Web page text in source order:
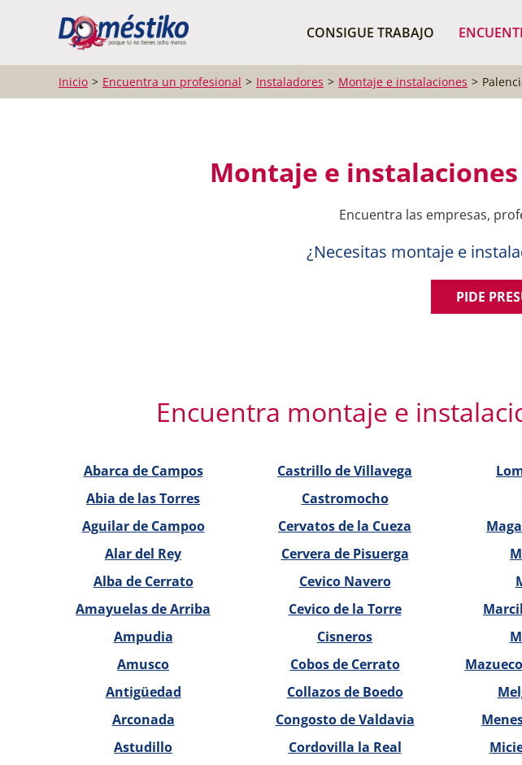
CONSIGUE TRABAJO
Inicio Encuentra un profesional Instaladores Montaje e instalaciones
Montaje e
Encuentra las empresas,
¿Necesitas montaje e
PIDE
Encuentra montaje e
Abarca de Campos
Abia de las Torres
Aguilar de Campoo
Alar del Rey
Alba de Cerrato
Amayuelas de Arriba
Ampudia
Amusco
Antigüedad
Arconada
Astudillo
Castrillo de Villavega
Castromocho
Cervatos de la Cueza
Cervera de Pisuerga
Cevico Navero
Cevico de la Torre
Cisneros
Cobos de Cerrato
Collazos de Boedo
Congosto de Valdavia
Cordovilla la Real